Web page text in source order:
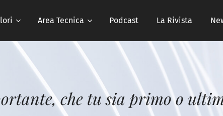
Area Tecnica Podcast La Rivista
che tu sia primo o